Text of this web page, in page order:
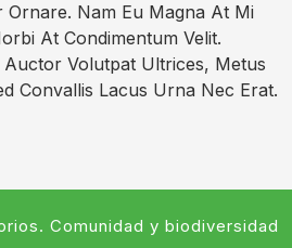
Ornare. Nam Eu Magna At Mi
At Condimentum Velit.
Volutpat Ultrices, Metus
Convallis Lacus Urna Nec Erat.
Comunidad y biodiversidad